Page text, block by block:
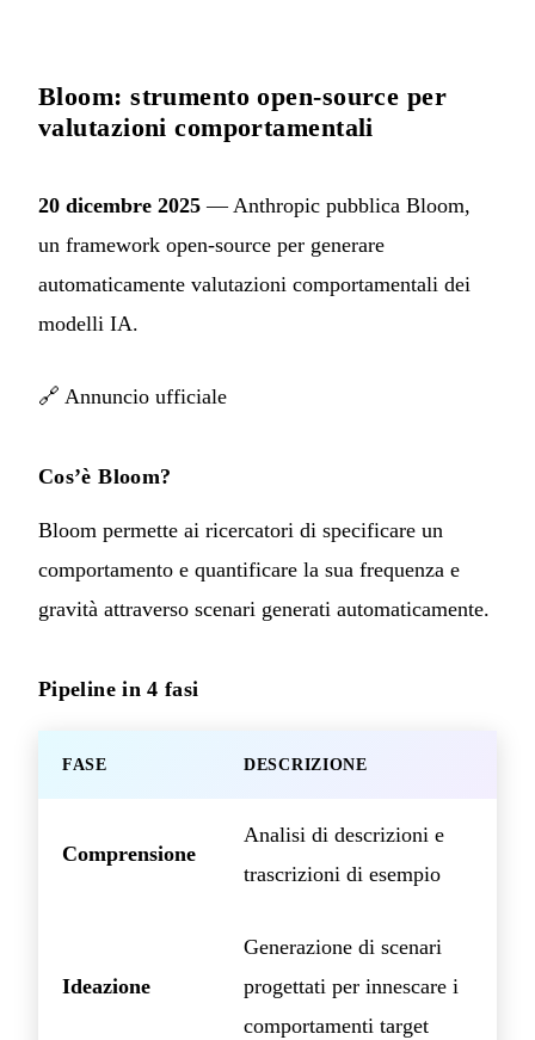
Bloom: strumento open-source per
valutazioni comportamentali
20 dicembre 2025 — Anthropic pubblica Bloom,
un framework open-source per generare
automaticamente valutazioni comportamentali dei
modelli IA.
🔗 Annuncio ufficiale
Cos’è Bloom?
Bloom permette ai ricercatori di specificare un
comportamento e quantificare la sua frequenza e
gravità attraverso scenari generati automaticamente.
Pipeline in 4 fasi
FASE DESCRIZIONE
Comprensione
Analisi di descrizioni e
trascrizioni di esempio
Ideazione
Generazione di scenari
progettati per innescare i
comportamenti target